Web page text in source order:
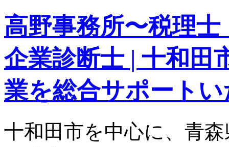
高野事務所〜税理
企業診断士 | 十和田
業を総合サポート
十和田市を中心に、青